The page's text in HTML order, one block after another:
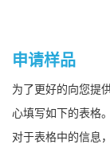
申请样品
为了更好的向您提
心填写如下的表格。
对于表格中的信息